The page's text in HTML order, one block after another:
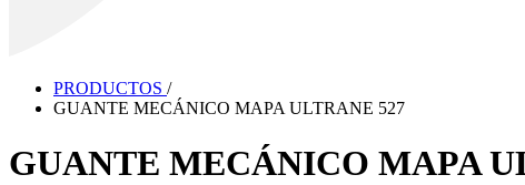
PRODUCTOS /
GUANTE MECÁNICO MAPA ULTRANE 527
GUANTE MECÁNICO MAPA